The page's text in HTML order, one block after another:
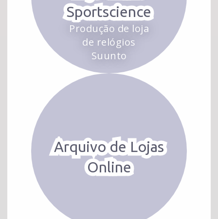
Sportscience
Produção de loja
de relógios
Suunto
Arquivo de Lojas
Online